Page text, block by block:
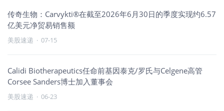
传奇生物：Carvykti®在截至2026年6月30日的季度实现约6.57
亿美元净贸易销售额
美股速递 · 07-15
Calidi Biotherapeutics任命前基因泰克/罗氏与Celgene高管
Corsee Sanders博士加入董事会
美股速递 · 06-23